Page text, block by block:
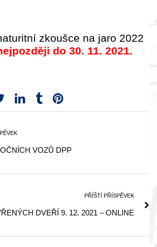
zkoušce na jaro 2022
do 30. 11. 2021.
VOZŮ DPP
PŘÍŠTÍ PŘÍSPĚVEK
DVEŘÍ 9. 12. 2021 – ONLINE